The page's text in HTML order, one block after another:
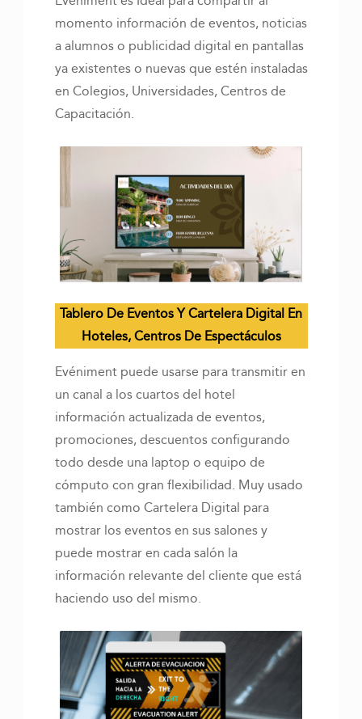
momento información de eventos, noticias
a alumnos o publicidad digital en pantallas
ya existentes o nuevas que estén instaladas
en Colegios, Universidades, Centros de
Capacitación.
Tablero De Eventos Y Cartelera Digital En
Hoteles, Centros De Espectáculos
Evéniment puede usarse para transmitir en
un canal a los cuartos del hotel
información actualizada de eventos,
promociones, descuentos configurando
todo desde una laptop o equipo de
cómputo con gran flexibilidad. Muy usado
también como Cartelera Digital para
mostrar los eventos en sus salones y
puede mostrar en cada salón la
información relevante del cliente que está
haciendo uso del mismo.